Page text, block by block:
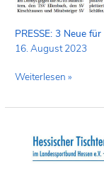
PRESSE: 3 Neue
16. August 2023
Weiterlesen »
2023